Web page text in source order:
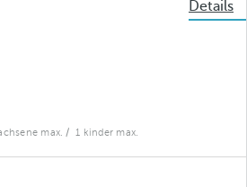
Details
max. / 1 kinder max.